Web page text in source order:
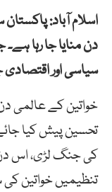
اسلام آباد:
دن منایا جا رہا
سیاسی اور
خواتین کے عالمی دن
تحسین پیش کیا
کی جنگ لڑی، اس
تنظیمیں خواتین